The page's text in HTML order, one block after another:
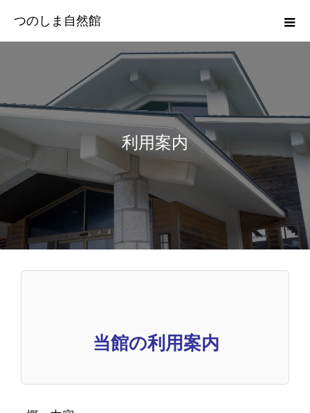
つのしま自然館
利用案内
当館の利用案内